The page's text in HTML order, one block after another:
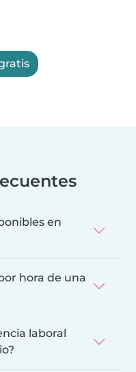
en
hora de una
laboral